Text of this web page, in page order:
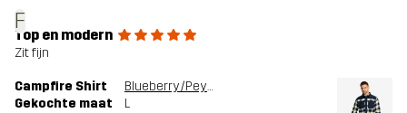
F
Top en modern
Zit fijn
Campfire Shirt
Blueberry/Peyote
Gekochte maat
L